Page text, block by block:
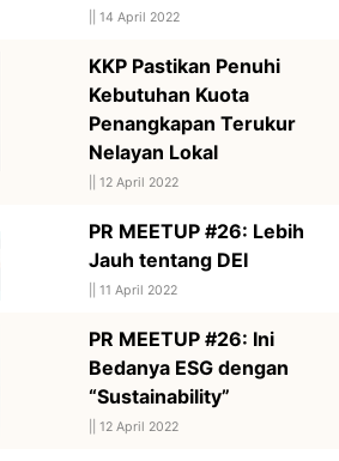
14 April 2022
KKP Pastikan Penuhi
Kebutuhan Kuota
Penangkapan Terukur
Nelayan Lokal
12 April 2022
PR MEETUP #26: Lebih
Jauh tentang DEI
11 April 2022
PR MEETUP #26: Ini
Bedanya ESG dengan
“Sustainability”
12 April 2022